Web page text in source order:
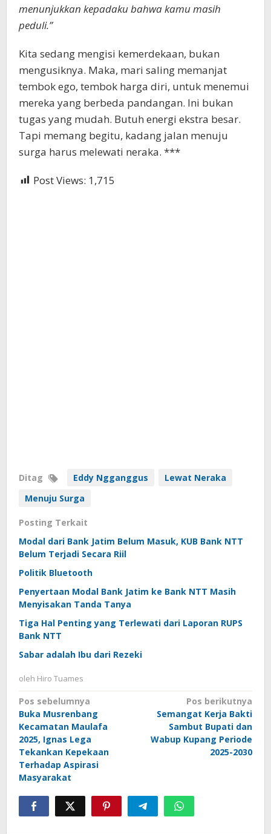
menunjukkan kepadaku bahwa kamu masih
peduli.”
Kita sedang mengisi kemerdekaan, bukan
mengusiknya. Maka, mari saling memanjat
tembok ego, tembok harga diri, untuk menemui
mereka yang berbeda pandangan. Ini bukan
tugas yang mudah. Butuh energi ekstra besar.
Tapi memang begitu, kadang jalan menuju
surga harus melewati neraka. ***
Post Views: 1,715
Ditag Eddy Ngganggus
Lewat Neraka
Menuju Surga
Posting Terkait
Modal dari Bank Jatim Belum Masuk, KUB Bank NTT
Belum Terjadi Secara Riil
Politik Bluetooth
Penyertaan Modal Bank Jatim ke Bank NTT Masih
Menyisakan Tanda Tanya
Tiga Hal Penting yang Terlewati dari Laporan RUPS
Bank NTT
Sabar adalah Ibu dari Rezeki
oleh Hiro Tuames
Navigasi
pos
Pos sebelumnya
Buka Musrenbang
Kecamatan Maulafa
2025, Ignas Lega
Tekankan Kepekaan
Terhadap Aspirasi
Masyarakat
Pos berikutnya
Semangat Kerja Bakti
Sambut Bupati dan
Wabup Kupang Periode
2025-2030